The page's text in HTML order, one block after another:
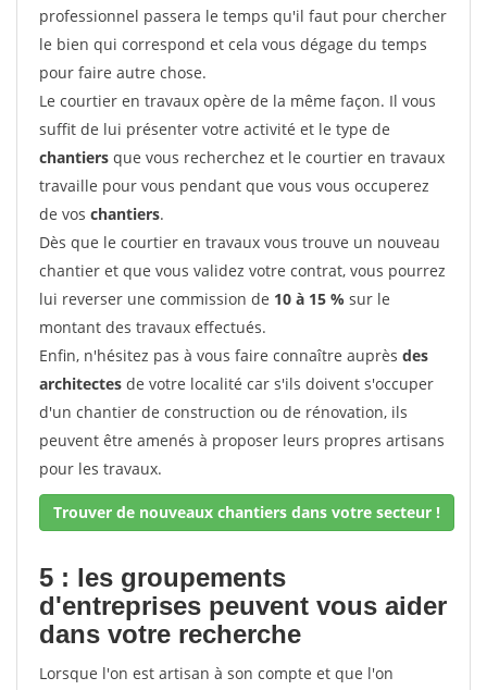
professionnel passera le temps qu'il faut pour chercher
le bien qui correspond et cela vous dégage du temps
pour faire autre chose.
Le courtier en travaux opère de la même façon. Il vous
suffit de lui présenter votre activité et le type de
chantiers que vous recherchez et le courtier en travaux
travaille pour vous pendant que vous vous occuperez
de vos chantiers.
Dès que le courtier en travaux vous trouve un nouveau
chantier et que vous validez votre contrat, vous pourrez
lui reverser une commission de 10 à 15 % sur le
montant des travaux effectués.
Enfin, n'hésitez pas à vous faire connaître auprès des
architectes de votre localité car s'ils doivent s'occuper
d'un chantier de construction ou de rénovation, ils
peuvent être amenés à proposer leurs propres artisans
pour les travaux.
Trouver de nouveaux chantiers dans votre secteur !
5 : les groupements
d'entreprises peuvent vous aider
dans votre recherche
Lorsque l'on est artisan à son compte et que l'on